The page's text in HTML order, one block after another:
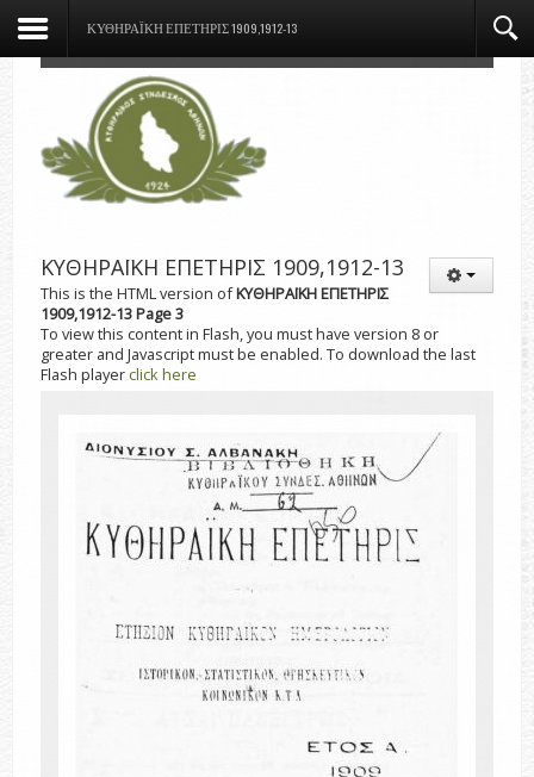
ΚΥΘΗΡΑΪΚΗ ΕΠΕΤΗΡΙΣ 1909,1912-13
ΚΥΘΗΡΑΪΚΗ ΕΠΕΤΗΡΙΣ 1909,1912-13
This is the HTML version ofΚΥΘΗΡΑΪΚΗ ΕΠΕΤΗΡΙΣ
1909,1912-13 Page 3
To view this content in Flash, you must have version 8 or
greater and Javascript must be enabled. To download the last
Flash player click here